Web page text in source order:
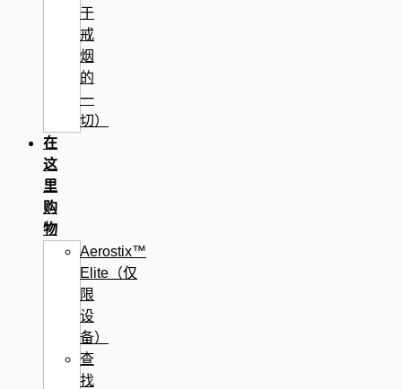
于
戒
烟
的
一
切）
在
这
里
购
物
Aerostix™
Elite（仅
限
设
备）
查
找